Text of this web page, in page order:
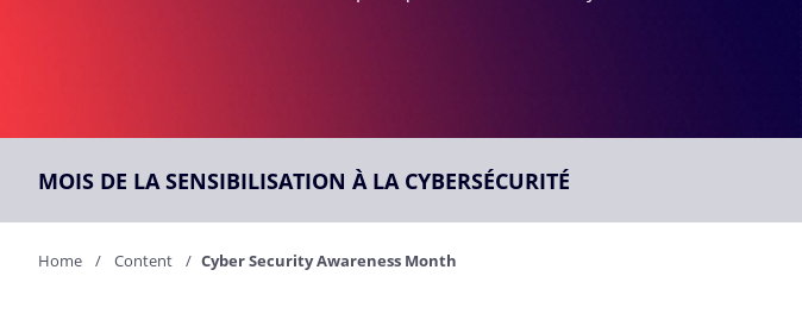
MOIS DE LA SENSIBILISATION À LA CYBERSÉCURITÉ
Home Content Cyber Security Awareness Month